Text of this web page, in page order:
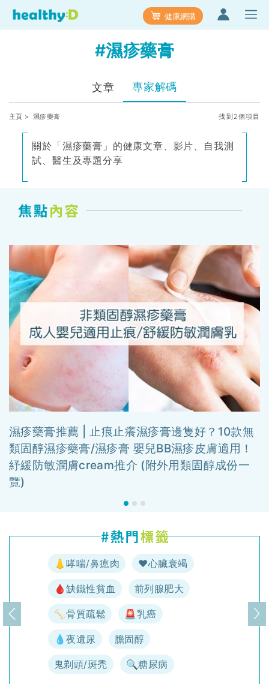
健康網購
#濕疹藥膏
文章 專家解碼
主頁 > 濕疹藥膏 找到2個項目
關於「濕疹藥膏」的健康文章、影片、自我測
試、醫生及專題分享
濕疹藥膏推薦 | 止痕止癢濕疹膏邊隻好？10款無
類固醇濕疹藥膏/濕疹膏 嬰兒BB濕疹皮膚適用！
紓緩防敏潤膚cream推介 (附外用類固醇成份一
覽)
👃哮喘/鼻瘜肉 ♥️心臟衰竭
🩸缺鐵性貧血 前列腺肥大
🦴骨質疏鬆 🚨乳癌
💧夜遺尿 膽固醇
鬼剃頭/斑禿 🔍糖尿病
上一頁 下